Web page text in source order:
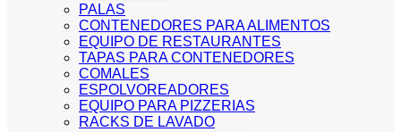
PALAS
CONTENEDORES PARA ALIMENTOS
EQUIPO DE RESTAURANTES
TAPAS PARA CONTENEDORES
COMALES
ESPOLVOREADORES
EQUIPO PARA PIZZERIAS
RACKS DE LAVADO